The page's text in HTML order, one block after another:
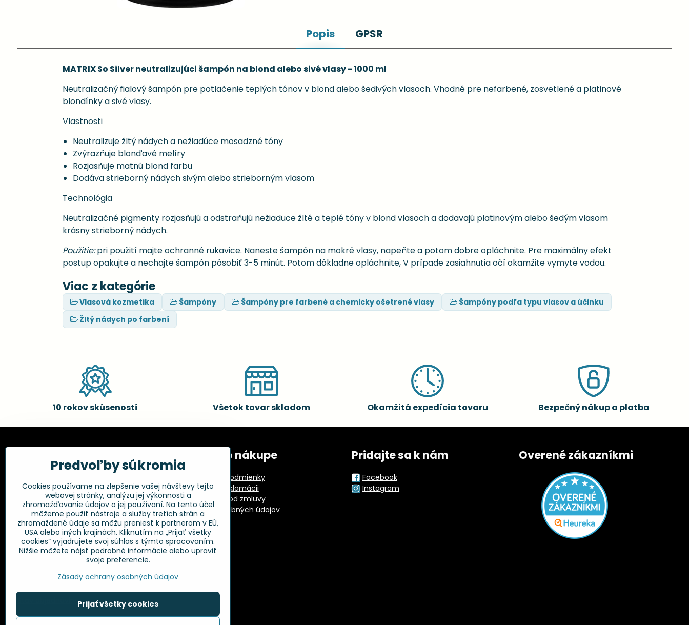
Popis GPSR
MATRIX So Silver neutralizujúci šampón na blond alebo sivé vlasy - 1000 ml
Neutralizačný fialový šampón pre potlačenie teplých tónov v blond alebo šedivých vlasoch. Vhodné pre nefarbené, zosvetlené a platinové
blondínky a sivé vlasy.
Vlastnosti
Neutralizuje žltý nádych a nežiadúce mosadzné tóny
Zvýrazňuje blonďavé melíry
Rozjasňuje matnú blond farbu
Dodáva strieborný nádych sivým alebo strieborným vlasom
Technológia
Neutralizačné pigmenty rozjasňujú a odstraňujú nežiaduce žlté a teplé tóny v blond vlasoch a dodavajú platinovým alebo šedým vlasom
krásny strieborný nádych.
Použitie:pri použití majte ochranné rukavice. Naneste šampón na mokré vlasy, napeňte a potom dobre opláchnite. Pre maximálny efekt
postup opakujte a nechajte šampón pôsobiť 3-5 minút. Potom dôkladne opláchnite, V prípade zasiahnutia očí okamžite vymyte vodou.
Viac z kategórie
Vlasová kozmetika Šampóny Šampóny pre farbené a chemicky ošetrené vlasy
Šampóny podľa typu vlasov a účinku
Žltý nádych po farbení
10 rokov skúseností Všetok tovar skladom Okamžitá expedícia tovaru Bezpečný nákup a platba
Kadernícke potreby, s.r.o.
Fakturačné údaje:
Kadernícke potreby, s.r.o.
Klincová 37
821 08 Bratislava
+421 948 014 333
info​@kadernickepotreby​.sk
Objednávky
Všetko o nákupe
Obchodné podmienky
Postup pri reklamácii
Odstúpenie od zmluvy
Ochrana osobných údajov
GPSR
Pridajte sa k nám
Facebook
Instagram
Overené zákazníkmi
Predvoľby súkromia
Cookies používame na zlepšenie vašej návštevy tejto
webovej stránky, analýzu jej výkonnosti a
zhromažďovanie údajov o jej používaní. Na tento účel
môžeme použiť nástroje a služby tretích strán a
zhromaždené údaje sa môžu preniesť k partnerom v EÚ,
USA alebo iných krajinách. Kliknutím na „Prijať všetky
cookies“ vyjadrujete svoj súhlas s týmto spracovaním.
Nižšie môžete nájsť podrobné informácie alebo upraviť
svoje preferencie.
Zásady ochrany osobných údajov
Prijať všetky cookies